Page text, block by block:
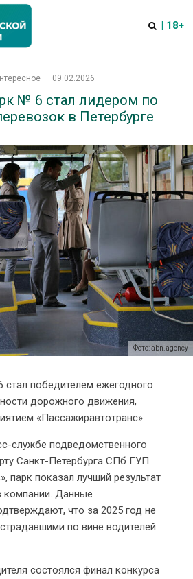
| 18+
· 09.02.2026
№ 6 стал лидером по
в Петербурге
Фото: abn.agency
победителем ежегодного
дорожного движения,
«Пассажиравтотранс».
службе подведомственного
Санкт-Петербурга СПб ГУП
парк показал лучший результат
компании. Данные
что за 2025 год не
по вине водителей
состоялся финал конкурса